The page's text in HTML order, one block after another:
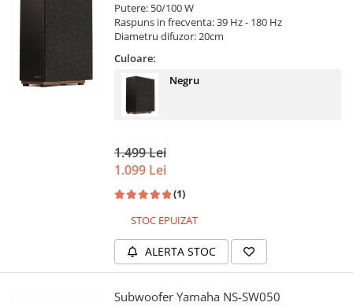
Putere: 50/100 W
Raspuns in frecventa: 39 Hz - 180 Hz
Diametru difuzor: 20cm
Culoare:
Negru
1.499 Lei
1.099 Lei
(1)
STOC EPUIZAT
ALERTA STOC
Subwoofer Yamaha NS-SW050